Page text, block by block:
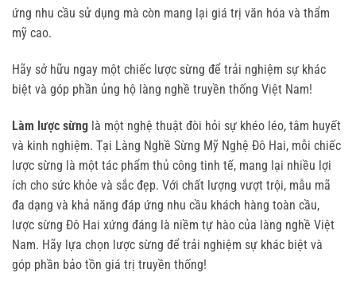
ứng nhu cầu sử dụng mà còn mang lại giá trị văn hóa và thẩm
mỹ cao.
Hãy sở hữu ngay một chiếc lược sừng để trải nghiệm sự khác
biệt và góp phần ủng hộ làng nghề truyền thống Việt Nam!
Làm lược sừng là một nghệ thuật đòi hỏi sự khéo léo, tâm huyết
và kinh nghiệm. Tại Làng Nghề Sừng Mỹ Nghệ Đô Hai, mỗi chiếc
lược sừng là một tác phẩm thủ công tinh tế, mang lại nhiều lợi
ích cho sức khỏe và sắc đẹp. Với chất lượng vượt trội, mẫu mã
đa dạng và khả năng đáp ứng nhu cầu khách hàng toàn cầu,
lược sừng Đô Hai xứng đáng là niềm tự hào của làng nghề Việt
Nam. Hãy lựa chọn lược sừng để trải nghiệm sự khác biệt và
góp phần bảo tồn giá trị truyền thống!